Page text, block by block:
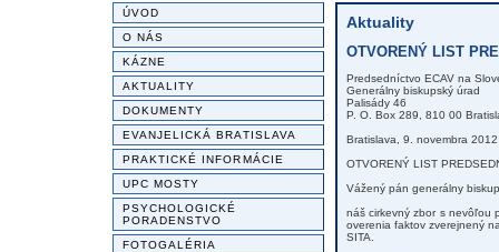
ÚVOD
O NÁS
KÁZNE
AKTUALITY
DOKUMENTY
EVANJELICKÁ BRATISLAVA
PRAKTICKÉ INFORMÁCIE
UPC MOSTY
PSYCHOLOGICKÉ
PORADENSTVO
FOTOGALÉRIA
Aktuality
OTVORENÝ LIST
Predsedníctvo ECAV na
Generálny biskupský úrad
Palisády 46
P. O. Box 289, 810 00
Bratislava, 9. novembra 2012
OTVORENÝ LIST
Vážený pán generálny
náš cirkevný zbor s nevôľou
overenia faktov zverejnený
SITA.